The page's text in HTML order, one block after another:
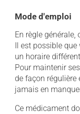
Mode d'emploi
En règle
Il est possible
un horaire
Pour maintenir
de façon régulière
jamais en
Ce médicament